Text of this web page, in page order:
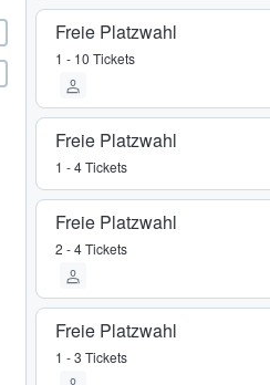
Freie Platzwahl
1 - 10 Tickets
Freie Platzwahl
1 - 4 Tickets
Freie Platzwahl
2 - 4 Tickets
Freie Platzwahl
1 - 3 Tickets